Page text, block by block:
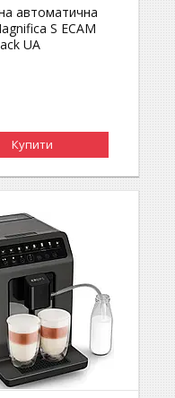
автоматична
S ECAM
UA
Купити